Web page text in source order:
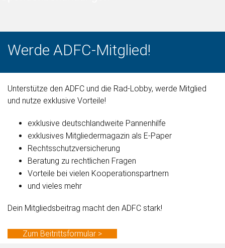
Werde ADFC-Mitglied!
Unterstütze den ADFC und die Rad-Lobby, werde Mitglied
und nutze exklusive Vorteile!
exklusive deutschlandweite Pannenhilfe
exklusives Mitgliedermagazin als E-Paper
Rechtsschutzversicherung
Beratung zu rechtlichen Fragen
Vorteile bei vielen Kooperationspartnern
und vieles mehr
Dein Mitgliedsbeitrag macht den ADFC stark!
Zum Beitrittsformular >